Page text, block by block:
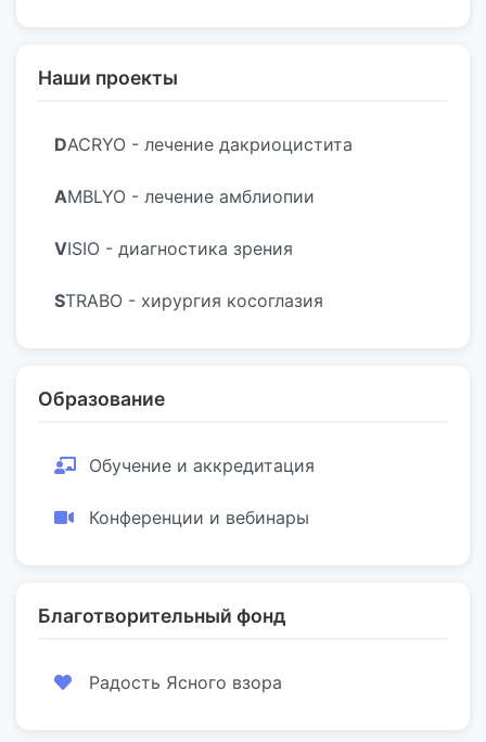
Наши проекты
DACRYO - лечение дакриоцистита
AMBLYO - лечение амблиопии
VISIO - диагностика зрения
STRABO - хирургия косоглазия
Образование
Обучение и аккредитация
Конференции и вебинары
Благотворительный фонд
Радость Ясного взора